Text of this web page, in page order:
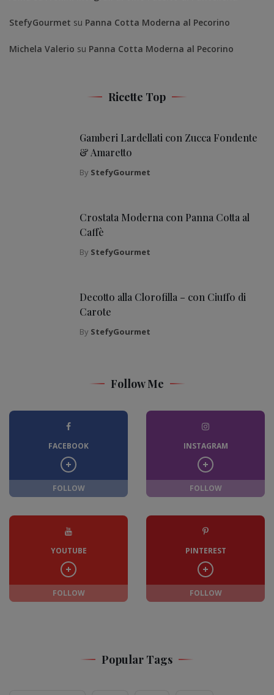
StefyGourmet su Panna Cotta Moderna al Pecorino
Michela Valerio su Panna Cotta Moderna al Pecorino
Ricette Top
Gamberi Lardellati con Zucca Fondente
& Amaretto
By StefyGourmet
Crostata Moderna con Panna Cotta al
Caffè
By StefyGourmet
Decotto alla Clorofilla – con Ciuffo di
Carote
By StefyGourmet
Follow Me
FACEBOOK
FOLLOW
INSTAGRAM
FOLLOW
YOUTUBE
FOLLOW
PINTEREST
FOLLOW
Popular Tags